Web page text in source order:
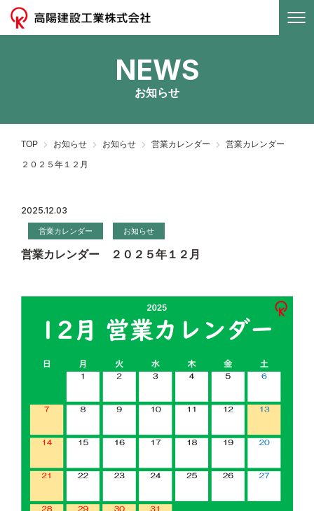
高陽建設工業について
お知らせ
お問い合わせ
NEWS
お知らせ
TOP お知らせ お知らせ 営業カレンダー 営業カレンダー
２０２５年１２月
2025.12.03
営業カレンダー お知らせ
営業カレンダー ２０２５年１２月